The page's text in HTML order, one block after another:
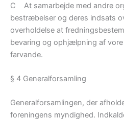
C At samarbejde med andre
bestræbelser og deres indsats
overholdelse at
bevaring og ophjælpning af
farvande.
§ 4 Generalforsamling
Generalforsamlingen, der
foreningens myndighed.